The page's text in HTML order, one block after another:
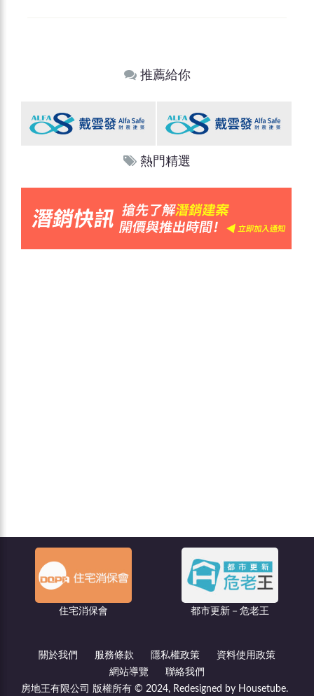
推薦給你
熱門精選
都市更新－危老王 聯億廣告
關於我們 服務條款 隱私權政策
資料使用政策
網站導覽
聯絡我們
房地王有限公司 版權所有 © 2024, Redesigned by Housetube.